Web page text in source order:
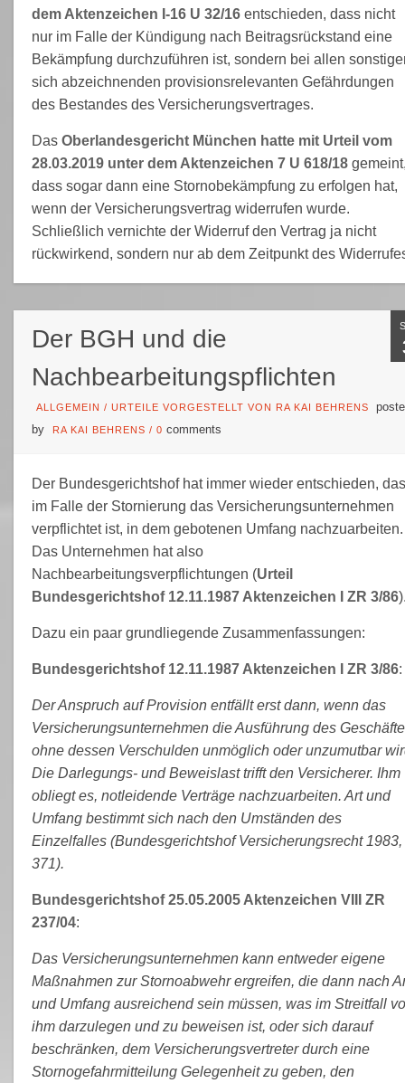
dem Aktenzeichen I-16 U 32/16 entschieden, dass nicht
nur im Falle der Kündigung nach Beitragsrückstand eine
Bekämpfung durchzuführen ist, sondern bei allen
sich abzeichnenden provisionsrelevanten Gefährdungen
des Bestandes des Versicherungsvertrages.
Das Oberlandesgericht München hatte mit Urteil vom
28.03.2019 unter dem Aktenzeichen 7 U 618/18
dass sogar dann eine Stornobekämpfung zu erfolgen hat,
wenn der Versicherungsvertrag widerrufen wurde.
Schließlich vernichte der Widerruf den Vertrag ja nicht
rückwirkend, sondern nur ab dem Zeitpunkt des
Der BGH und die
Nachbearbeitungspflichten
ALLGEMEIN / URTEILE VORGESTELLT VON RA KAI BEHRENS
by
RA KAI BEHRENS / 0 comments
Der Bundesgerichtshof hat immer wieder entschieden,
im Falle der Stornierung das Versicherungsunternehmen
verpflichtet ist, in dem gebotenen Umfang nachzuarbeiten.
Das Unternehmen hat also
Nachbearbeitungsverpflichtungen (Urteil
Bundesgerichtshof 12.11.1987 Aktenzeichen I ZR 3/86
Dazu ein paar grundliegende Zusammenfassungen:
Bundesgerichtshof 12.11.1987 Aktenzeichen I ZR 3/86:
Der Anspruch auf Provision entfällt erst dann, wenn das
Versicherungsunternehmen die Ausführung des
ohne dessen Verschulden unmöglich oder unzumutbar
Die Darlegungs- und Beweislast trifft den Versicherer. Ihm
obliegt es, notleidende Verträge nachzuarbeiten. Art und
Umfang bestimmt sich nach den Umständen des
Einzelfalles (Bundesgerichtshof Versicherungsrecht 1983,
371).
Bundesgerichtshof 25.05.2005 Aktenzeichen VIII ZR
237/04:
Das Versicherungsunternehmen kann entweder eigene
Maßnahmen zur Stornoabwehr ergreifen, die dann nach
und Umfang ausreichend sein müssen, was im Streitfall
ihm darzulegen und zu beweisen ist, oder sich darauf
beschränken, dem Versicherungsvertreter durch eine
Stornogefahrmitteilung Gelegenheit zu geben, den